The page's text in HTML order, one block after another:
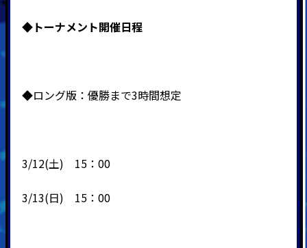
◆トーナメント開催日程
◆ロング版：優勝まで3時間想定
3/12(土) 15：00
3/13(日) 15：00